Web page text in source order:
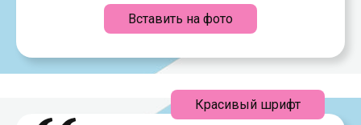
Вставить на фото
Красивый шрифт